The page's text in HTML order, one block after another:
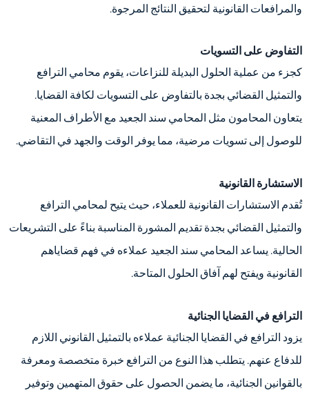
والمرافعات القانونية لتحقيق النتائج المرجوة.
التفاوض على التسويات
كجزء من عملية الحلول البديلة للنزاعات، يقوم محامي الترافع
والتمثيل القضائي بجدة بالتفاوض على التسويات لكافة القضايا.
يتعاون المحامون مثل المحامي سند الجعيد مع الأطراف المعنية
للوصول إلى تسويات مرضية، مما يوفر الوقت والجهد في التقاضي.
الاستشارة القانونية
تُقدم الاستشارات القانونية للعملاء، حيث يتيح لمحامي الترافع
والتمثيل القضائي بجدة تقديم المشورة المناسبة بناءً على التشريعات
الحالية. يساعد المحامي سند الجعيد عملاءه في فهم قضاياهم
القانونية ويفتح لهم آفاق الحلول المتاحة.
الترافع في القضايا الجنائية
يزود الترافع في القضايا الجنائية عملاءه بالتمثيل القانوني اللازم
للدفاع عنهم. يتطلب هذا النوع من الترافع خبرة متخصصة ومعرفة
بالقوانين الجنائية، ما يضمن الحصول على حقوق المتهمين وتوفير